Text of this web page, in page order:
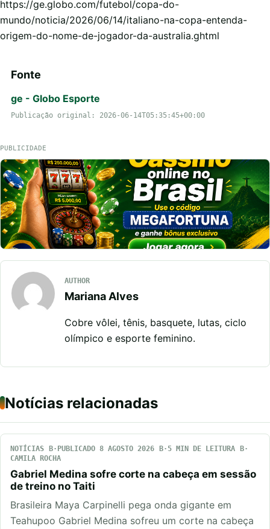
https://ge.globo.com/futebol/copa-do-
mundo/noticia/2026/06/14/italiano-na-copa-entenda-
origem-do-nome-de-jogador-da-australia.ghtml
Fonte
ge - Globo Esporte
Publicação original: 2026-06-14T05:35:45+00:00
PUBLICIDADE
AUTHOR
Mariana Alves
Cobre vôlei, tênis, basquete, lutas, ciclo
olímpico e esporte feminino.
Notícias relacionadas
NOTÍCIAS PUBLICADO 8 AGOSTO 2026
5 MIN DE LEITURA
CAMILA ROCHA
Gabriel Medina sofre corte na cabeça em sessão
de treino no Taiti
Brasileira Maya Carpinelli pega onda gigante em
Teahupoo Gabriel Medina sofreu um corte na cabeça